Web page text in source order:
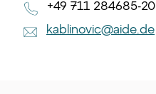
+49 711 284685-20
kablinovic@aide.de